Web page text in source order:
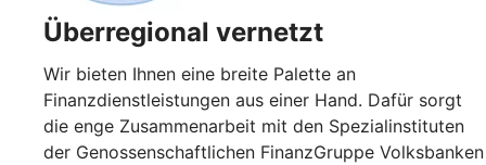
Überregional vernetzt
Wir bieten Ihnen eine breite Palette an
Finanzdienstleistungen aus einer Hand. Dafür sorgt
die enge Zusammenarbeit mit den Spezialinstituten
der Genossenschaftlichen FinanzGruppe Volksbanken